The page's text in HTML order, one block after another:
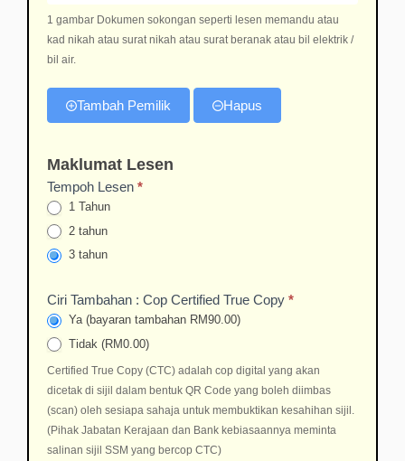
1 gambar Dokumen sokongan seperti lesen memandu atau
kad nikah atau surat nikah atau surat beranak atau bil elektrik /
bil air.
Tambah Pemilik Hapus
Maklumat Lesen
Tempoh Lesen *
1 Tahun
2 tahun
3 tahun
Ciri Tambahan : Cop Certified True Copy *
Ya (bayaran tambahan RM90.00)
Tidak (RM0.00)
Certified True Copy (CTC) adalah cop digital yang akan
dicetak di sijil dalam bentuk QR Code yang boleh diimbas
(scan) oleh sesiapa sahaja untuk membuktikan kesahihan sijil.
(Pihak Jabatan Kerajaan dan Bank kebiasaannya meminta
salinan sijil SSM yang bercop CTC)